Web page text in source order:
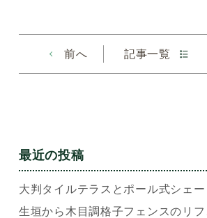
前へ 記事一覧
最近の投稿
大判タイルテラスとポール式シェ
生垣から木目調格子フェンスのリフ